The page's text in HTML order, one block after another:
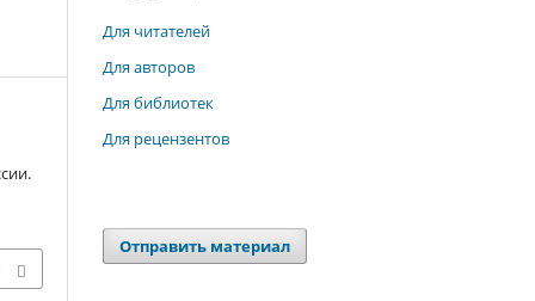
Для читателей
Для авторов
Для библиотек
Для рецензентов
Отправить материал